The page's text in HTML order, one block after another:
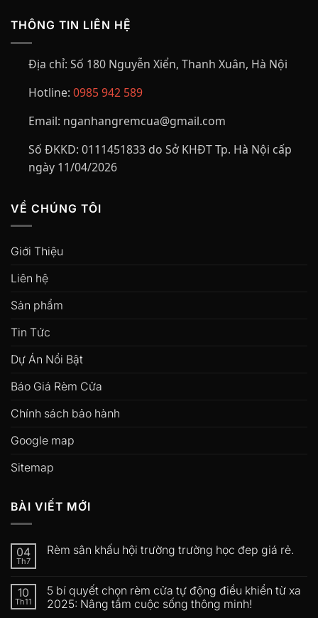
THÔNG TIN LIÊN HỆ
Địa chỉ: Số 180 Nguyễn Xiển, Thanh Xuân, Hà Nội
Hotline: 0985 942 589
Email: nganhangremcua@gmail.com
Số ĐKKD: 0111451833 do Sở KHĐT Tp. Hà Nội cấp
ngày 11/04/2026
VỀ CHÚNG TÔI
Giới Thiệu
Liên hệ
Sản phẩm
Tin Tức
Dự Án Nổi Bật
Báo Giá Rèm Cửa
Chính sách bảo hành
Google map
Sitemap
BÀI VIẾT MỚI
04
Th7
Rèm sân khấu hội trường trường học đep giá rẻ.
10
Th11
5 bí quyết chọn rèm cửa tự động điều khiển từ xa
2025: Nâng tầm cuộc sống thông minh!